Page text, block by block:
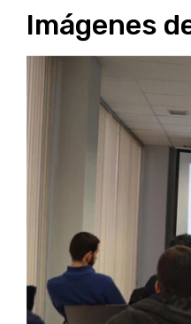
Imágenes